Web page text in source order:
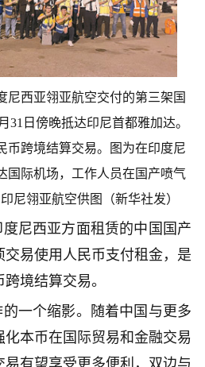
尼西亚翎亚航空交付的第三架国
31日傍晚抵达印尼首都雅加达。
币跨境结算交易。图为在印度尼
际机场，工作人员在国产喷气
尼翎亚航空供图（新华社发）
尼西亚方面租赁的中国国产
交易使用人民币支付租金，是
境结算交易。
一个缩影。随着中国与更多
化本币在国际贸易和金融交易